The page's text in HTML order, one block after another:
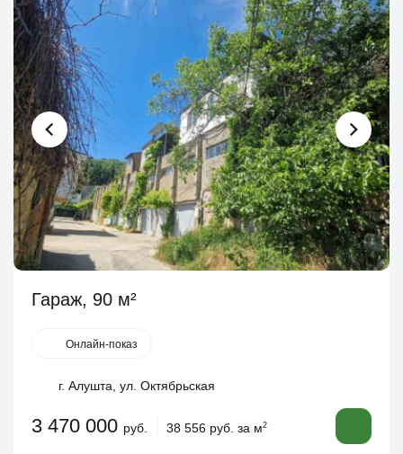
Гараж, 90 м²
Онлайн-показ
г. Алушта, ул. Октябрьская
3 470 000 руб. 38 556 руб. за м2